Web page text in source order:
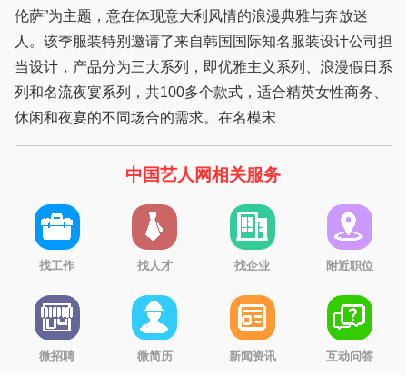
伦萨”为主题，意在体现意大利风情的浪漫典雅与奔放迷
人。该季服装特别邀请了来自韩国国际知名服装设计公司担
当设计，产品分为三大系列，即优雅主义系列、浪漫假日系
列和名流夜宴系列，共100多个款式，适合精英女性商务、
休闲和夜宴的不同场合的需求。在名模宋
中国艺人网相关服务
找工作 找人才 找企业 附近职位
微招聘 微简历 新闻资讯 互动问答